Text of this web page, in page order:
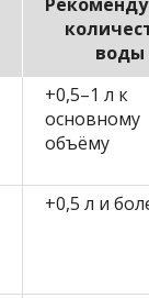
воды
+0,5–1 л к
основному
объёму
+0,5 л и